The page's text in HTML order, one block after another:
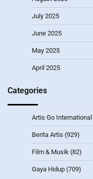
July 2025
June 2025
May 2025
April 2025
Categories
Artis Go International
Berita Artis (929)
Film & Musik (82)
Gaya Hidup (709)